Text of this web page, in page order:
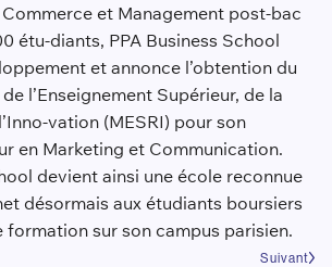
et Management post-bac
étu-diants, PPA Business School
et annonce l’obtention du
l’Enseignement Supérieur, de la
vation (MESRI) pour son
en Marketing et Communication.
devient ainsi une école reconnue
désormais aux étudiants boursiers
formation sur son campus parisien.
Suivant